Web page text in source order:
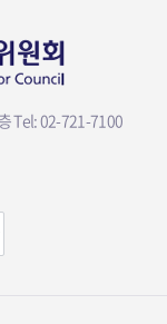
Tel: 02-721-7100
택